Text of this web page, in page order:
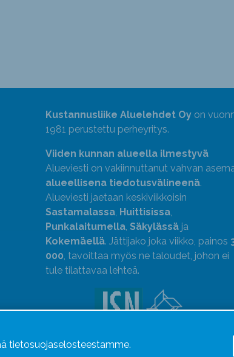
Kustannusliike Aluelehdet Oyon
1981 perustettu perheyritys.
Viiden kunnan alueella ilmestyvä
Alueviesti on vakiinnuttanut vahvan
alueellisena tiedotusvälineenä.
Alueviesti jaetaan keskiviikkoisin
Sastamalassa, Huittisissa,
Punkalaitumella, Säkylässäja
Kokemäellä. Jättijako joka viikko, painos
000, tavoittaa myös ne taloudet, johon ei
tule tilattavaa lehteä.
Uutismedian Liiton jäsen. Noudatamme
tietosuojaselosteestamme.